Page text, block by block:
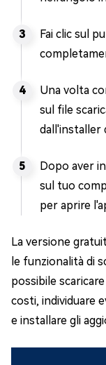
Fai clic sul
Una volta
sul file
dall'installer
Dopo aver
sul tuo
per aprire
La versione
le funzionalità di
possibile
costi, individuare
e installare gli